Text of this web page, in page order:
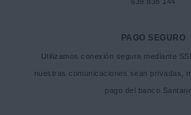
PAGO SEGURO
Utilizamos conexión segura mediante
nuestras comunicaciones sean privadas,
pago del banco